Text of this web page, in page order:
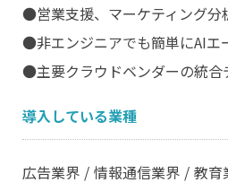
●営業支援、マーケティング分
●非エンジニアでも簡単にAIエ
●主要クラウドベンダーの統合
導入している業種
広告業界 情報通信業界 教育